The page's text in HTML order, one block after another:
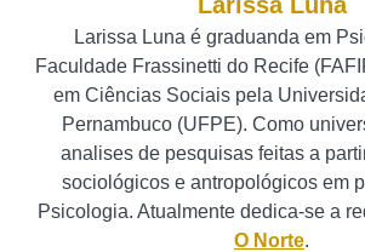
Larissa Luna é graduanda em
Faculdade Frassinetti do Recife
em Ciências Sociais pela
Pernambuco (UFPE). Como
analises de pesquisas feitas a
sociológicos e antropológicos em
Psicologia. Atualmente dedica-se a
O Norte.